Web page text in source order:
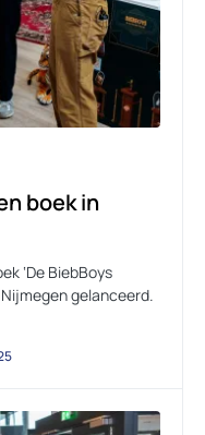
boek in
‘De BiebBoys
gelanceerd.